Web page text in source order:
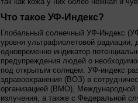
Что такое УФ-Индекс?
Глобальный солнечный УФ-Индекс
уровня ультрафиолетовой
одновременно индикатор
предупреждения людей о
под открытым солнцем. УФ-индекс
здравоохранения (ВОЗ) в
организацией (ВМО), Международной
излучения, а также с Федеральной